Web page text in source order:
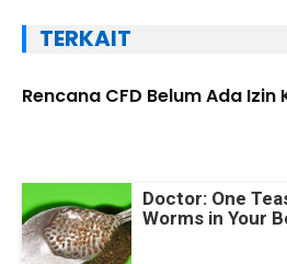
TERKAIT
Rencana CFD Belum Ada Izin
Doctor: One
Worms in Your